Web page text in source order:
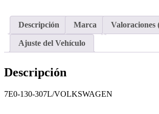
Descripción Marca Valoraciones
Ajuste del Vehículo
Descripción
7E0-130-307L/VOLKSWAGEN